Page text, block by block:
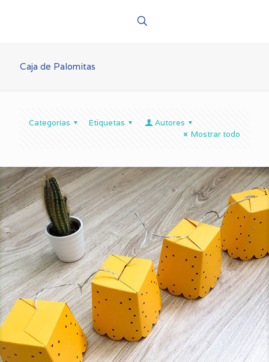
Caja de Palomitas
Categorías Etiquetas
Autores
Mostrar todo